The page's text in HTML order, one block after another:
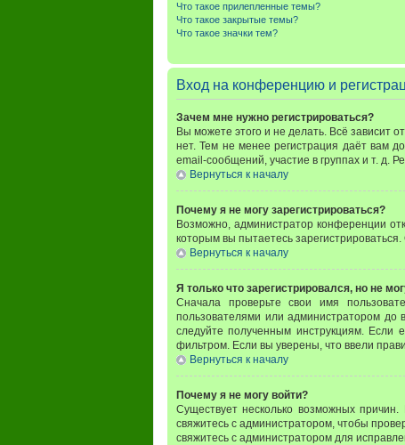
Что такое прилепленные темы?
Что такое закрытые темы?
Что такое значки тем?
Вход на конференцию и
Зачем мне нужно регистрироваться?
Вы можете этого и не делать. Всё зависит
нет. Тем не менее регистрация даёт вам
email-сообщений, участие в группах и т. д.
Вернуться к началу
Почему я не могу зарегистрироваться?
Возможно, администратор конференции
которым вы пытаетесь
Вернуться к началу
Я только что зарегистрировался, но не
Сначала проверьте свои имя
пользователями или администратором
следуйте полученным инструкциям. Если
фильтром. Если вы уверены, что ввели
Вернуться к началу
Почему я не могу войти?
Существует несколько возможных
свяжитесь с администратором, чтобы
свяжитесь с администратором для